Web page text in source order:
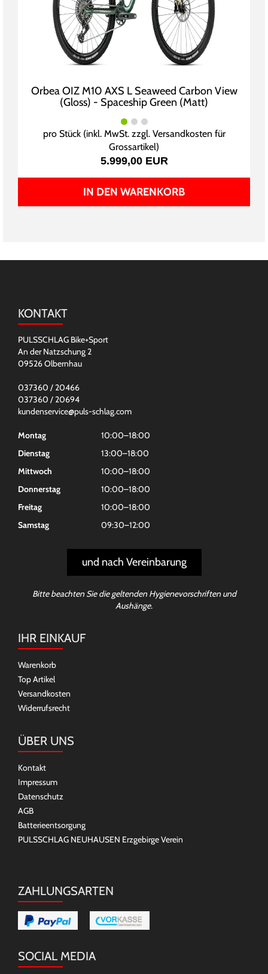
Orbea OIZ M10 AXS L Seaweed Carbon View
(Gloss) - Spaceship Green (Matt)
pro Stück (inkl. MwSt. zzgl. Versandkosten für
Grossartikel)
5.999,00 EUR
IN DEN WARENKORB
KONTAKT
PULSSCHLAG Bike+Sport
An der Natzschung 2
09526 Olbernhau
037360 / 20466
037360 / 20694
kundenservice@puls-schlag.com
Montag
10:00–18:00
Dienstag
13:00–18:00
Mittwoch
10:00–18:00
Donnerstag
10:00–18:00
Freitag
10:00–18:00
Samstag
09:30–12:00
und nach Vereinbarung
Bitte beachten Sie die geltenden Hygienevorschriften und
Aushänge.
IHR EINKAUF
Warenkorb
Top Artikel
Versandkosten
Widerrufsrecht
ÜBER UNS
Kontakt
Impressum
Datenschutz
AGB
Batterieentsorgung
PULSSCHLAG NEUHAUSEN Erzgebirge Verein
ZAHLUNGSARTEN
SOCIAL MEDIA